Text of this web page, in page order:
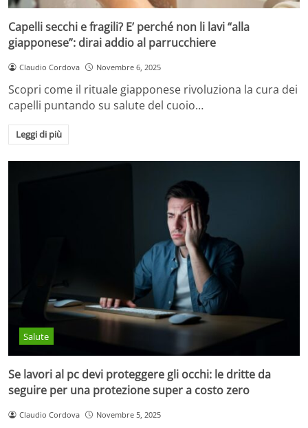
Capelli secchi e fragili? E’ perché non li lavi “alla
giapponese”: dirai addio al parrucchiere
Claudio Cordova Novembre 6, 2025
Scopri come il rituale giapponese rivoluziona la cura dei
capelli puntando su salute del cuoio…
Leggi di più
Salute
Se lavori al pc devi proteggere gli occhi: le dritte da
seguire per una protezione super a costo zero
Claudio Cordova Novembre 5, 2025